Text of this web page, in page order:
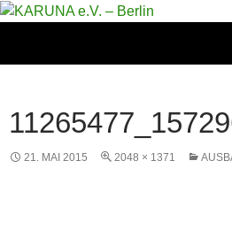
Zum
21. MAI 2015 2048 × 1371